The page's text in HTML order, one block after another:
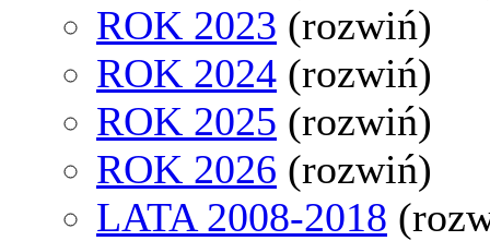
ROK 2023 (rozwiń)
ROK 2024 (rozwiń)
ROK 2025 (rozwiń)
ROK 2026 (rozwiń)
LATA 2008-2018